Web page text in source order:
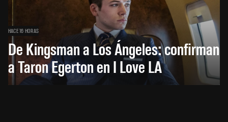
HACE 16 HORAS
De Kingsman a Los Ángeles: confirman
a Taron Egerton en I Love LA